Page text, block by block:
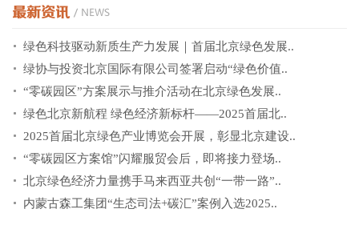
绿色科技驱动新质生产力发展｜首届北京绿色发展..
绿协与投资北京国际有限公司签署启动“绿色价值..
“零碳园区”方案展示与推介活动在北京绿色发展..
绿色北京新航程 绿色经济新标杆——2025首届北..
2025首届北京绿色产业博览会开展，彰显北京建设..
“零碳园区方案馆”闪耀服贸会后，即将接力登场..
北京绿色经济力量携手马来西亚共创“一带一路”..
内蒙古森工集团“生态司法+碳汇”案例入选2025..